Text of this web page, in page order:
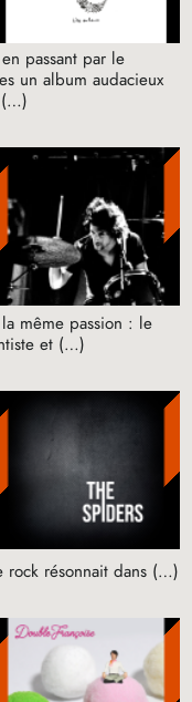
passant par le
un album audacieux
(…)
même passion : le
et (…)
résonnait dans (…)